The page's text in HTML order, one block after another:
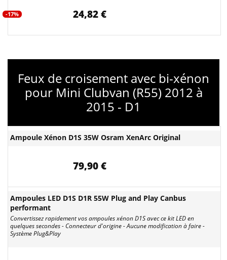
-17% 24,82 €
Feux de croisement avec bi-xénon
pour Mini Clubvan (R55) 2012 à
2015 - D1
Ampoule Xénon D1S 35W Osram XenArc Original
79,90 €
Ampoules LED D1S D1R 55W Plug and Play Canbus
performant
Convertissez rapidement vos ampoules xénon D1S avec ce kit LED en
quelques secondes - Connecteur d'origine - Aucune modification à faire -
Système Plug&Play